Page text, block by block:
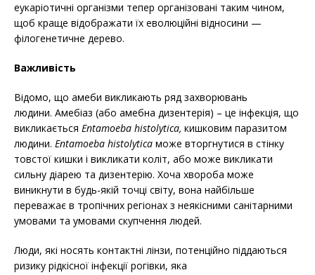
еукаріотичні організми тепер організовані таким чином,
щоб краще відображати їх еволюційні відносини —
філогенетичне дерево.
Важливість
Відомо, що амеби викликають ряд захворювань
людини. Амебіаз (або амебна дизентерія) – це інфекція, що
викликається Entamoeba histolytica, кишковим паразитом
людини. Entamoeba histolytica може вторгнутися в стінку
товстої кишки і викликати коліт, або може викликати
сильну діарею та дизентерію. Хоча хвороба може
виникнути в будь-якій точці світу, вона найбільше
переважає в тропічних регіонах з неякісними санітарними
умовами та умовами скупчення людей.
Люди, які носять контактні лінзи, потенційно піддаються
ризику рідкісної інфекції рогівки, яка